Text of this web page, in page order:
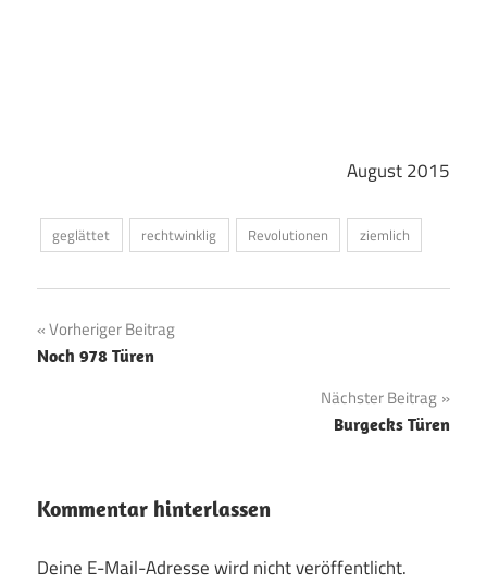
August 2015
geglättet rechtwinklig Revolutionen ziemlich
Beitragsnavigation
Vorheriger Beitrag
Noch 978 Türen
Nächster Beitrag
Burgecks Türen
Kommentar hinterlassen
Deine E-Mail-Adresse wird nicht veröffentlicht.